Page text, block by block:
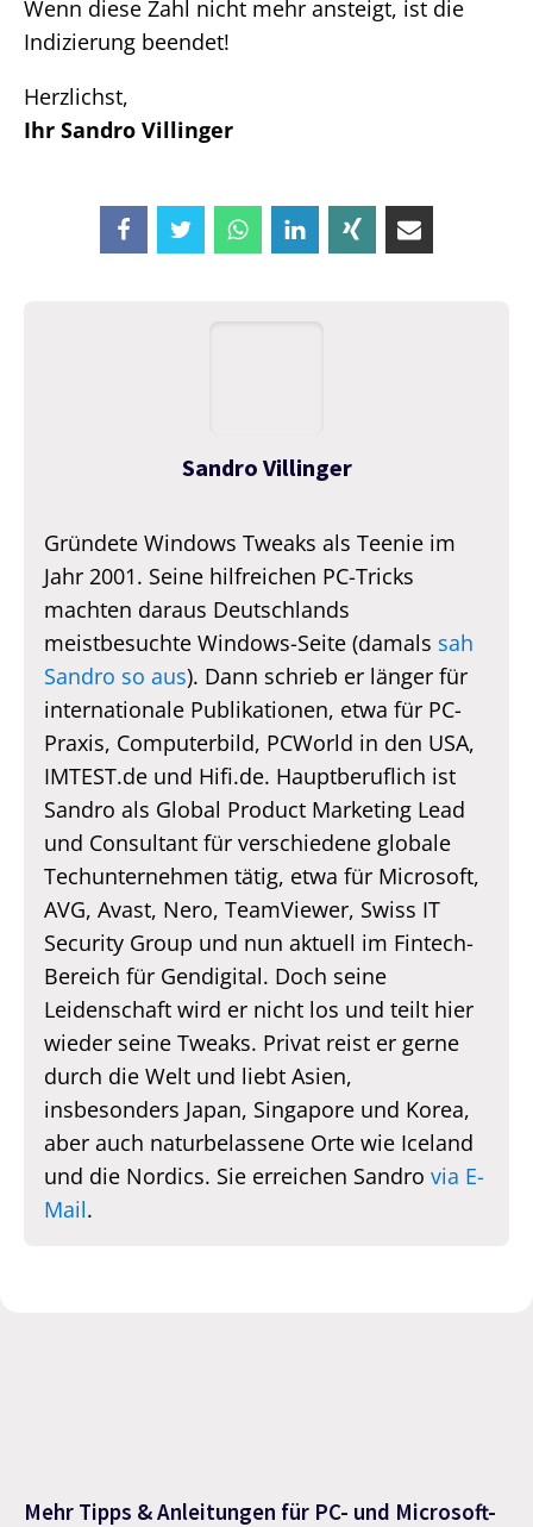
Wenn diese Zahl nicht mehr ansteigt, ist die
Indizierung beendet!
Herzlichst,
Ihr Sandro Villinger
Sandro Villinger
Gründete Windows Tweaks als Teenie im
Jahr 2001. Seine hilfreichen PC-Tricks
machten daraus Deutschlands
meistbesuchte Windows-Seite (damals sah
Sandro so aus). Dann schrieb er länger für
internationale Publikationen, etwa für PC-
Praxis, Computerbild, PCWorld in den USA,
IMTEST.de und Hifi.de. Hauptberuflich ist
Sandro als Global Product Marketing Lead
und Consultant für verschiedene globale
Techunternehmen tätig, etwa für Microsoft,
AVG, Avast, Nero, TeamViewer, Swiss IT
Security Group und nun aktuell im Fintech-
Bereich für Gendigital. Doch seine
Leidenschaft wird er nicht los und teilt hier
wieder seine Tweaks. Privat reist er gerne
durch die Welt und liebt Asien,
insbesonders Japan, Singapore und Korea,
aber auch naturbelassene Orte wie Iceland
und die Nordics. Sie erreichen Sandro via E-
Mail.
Mehr Tipps & Anleitungen für PC- und Microsoft-